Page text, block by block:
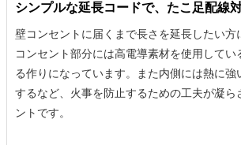
シンプルな延長コードで、たこ足配線
壁コンセントに届くまで長さを延長したい方
コンセント部分には高電導素材を使用してい
る作りになっています。また内側には熱に強
するなど、火事を防止するための工夫が凝ら
ントです。